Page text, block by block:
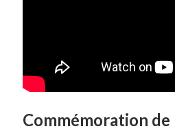
Commémoration